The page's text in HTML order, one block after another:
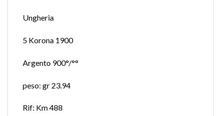
Ungheria
5 Korona 1900
Argento 900°/°°
peso: gr 23.94
Rif: Km 488